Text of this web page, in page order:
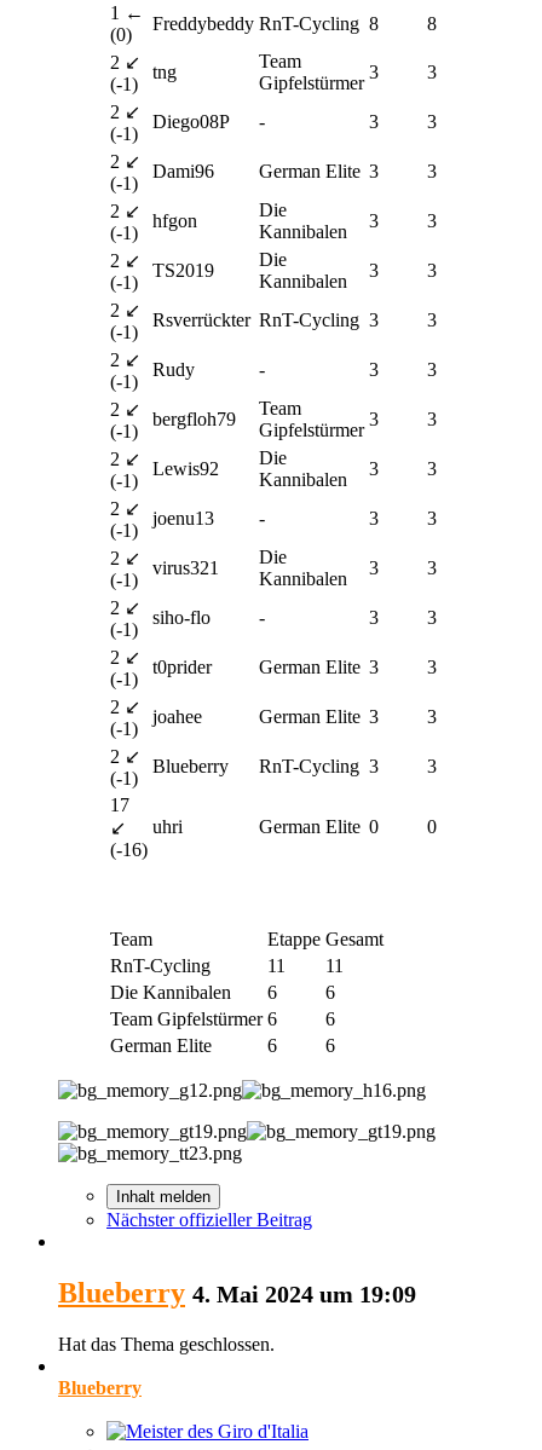
1 ←
(0)
Freddybeddy RnT-Cycling 8
8
2 ↙
(-1)
tng
Team
Gipfelstürmer
3
3
2 ↙
(-1)
Diego08P - 3
3
2 ↙
(-1)
Dami96 German Elite 3
3
2 ↙
(-1)
hfgon
Die
Kannibalen
3
3
2 ↙
(-1)
TS2019
Die
Kannibalen
3
3
2 ↙
(-1)
Rsverrückter RnT-Cycling 3
3
2 ↙
(-1)
Rudy - 3
3
2 ↙
(-1)
bergfloh79
Team
Gipfelstürmer
3
3
2 ↙
(-1)
Lewis92
Die
Kannibalen
3
3
2 ↙
(-1)
joenu13 - 3
3
2 ↙
(-1)
virus321
Die
Kannibalen
3
3
2 ↙
(-1)
siho-flo - 3
3
2 ↙
(-1)
t0prider German Elite 3
3
2 ↙
(-1)
joahee German Elite 3
3
2 ↙
(-1)
Blueberry RnT-Cycling 3
3
17
↙
(-16)
uhri German Elite 0 0
Team Etappe Gesamt
RnT-Cycling
11
11
Die Kannibalen
6
6
Team Gipfelstürmer 6
6
German Elite
6 6
Inhalt melden
Nächster offizieller Beitrag
Blueberry 4. Mai 2024 um 19:09
Hat das Thema geschlossen.
Blueberry